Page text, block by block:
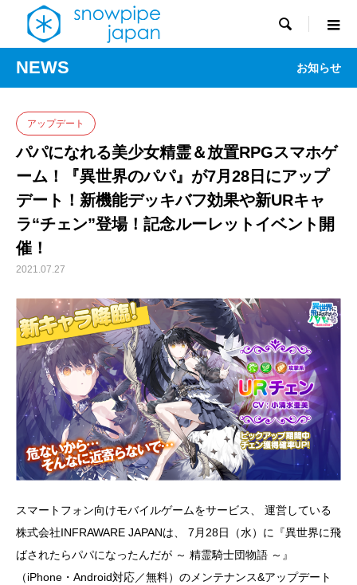

NEWS お知らせ
アップデート
パパになれる美少女精霊＆放置RPGスマホゲ
ーム！『異世界のパパ』が7月28日にアップ
デート！新機能デッキバフ効果や新URキャ
ラ“チェン”登場！記念ルーレットイベント開
催！
2021.07.27
スマートフォン向けモバイルゲームをサービス、 運営している
株式会社INFRAWARE JAPANは、 7月28日（水）に『異世界に飛
ばされたらパパになったんだが ～ 精霊騎士団物語 ～』
（iPhone・Android対応／無料）のメンテナンス&アップデート